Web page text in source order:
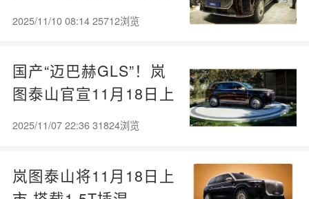
2025/11/10 08:14 25712浏览
国产“迈巴赫GLS”！岚
图泰山官宣11月18日上
市：800V超混+鸿蒙座
2025/11/07 22:36 31824浏览
岚图泰山将11月18日上